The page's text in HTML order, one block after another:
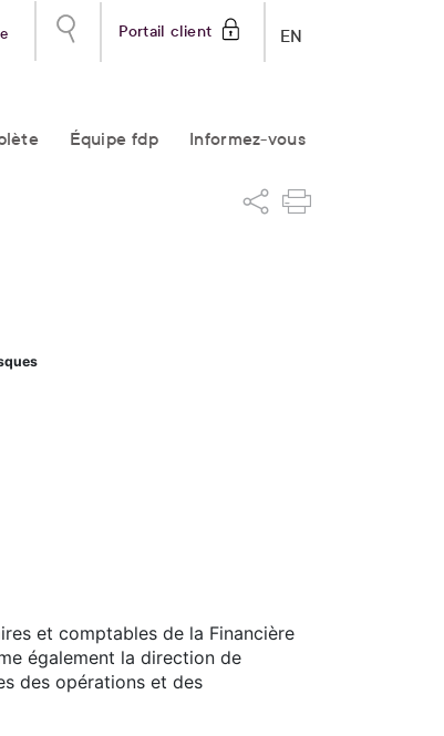
EN
Portail client
Équipe fdp Informez-vous
et comptables de la Financière
également la direction de
des opérations et des